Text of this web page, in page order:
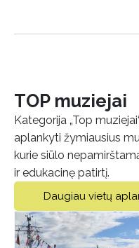
TOP muziejai
Kategorija „Top
aplankyti žymiausius
kurie siūlo
ir edukacinę patirtį.
Daugiau vietų